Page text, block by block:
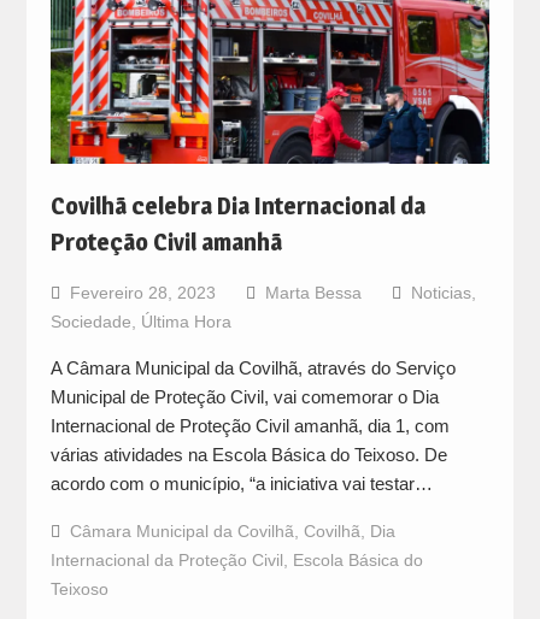
Covilhã celebra Dia Internacional da
Proteção Civil amanhã
Fevereiro 28, 2023 Marta Bessa Noticias,
Sociedade
Última Hora
A Câmara Municipal da Covilhã, através do Serviço
Municipal de Proteção Civil, vai comemorar o Dia
Internacional de Proteção Civil amanhã, dia 1, com
várias atividades na Escola Básica do Teixoso. De
acordo com o município, “a iniciativa vai testar…
Câmara Municipal da Covilhã Covilhã
Dia
Internacional da Proteção Civil
Escola Básica do
Teixoso